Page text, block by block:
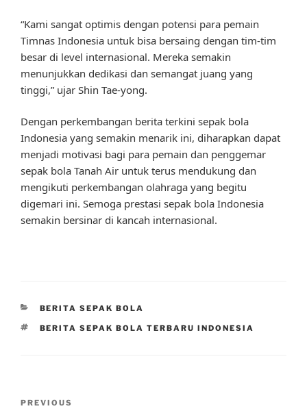
“Kami sangat optimis dengan potensi para pemain
Timnas Indonesia untuk bisa bersaing dengan tim-tim
besar di level internasional. Mereka semakin
menunjukkan dedikasi dan semangat juang yang
tinggi,” ujar Shin Tae-yong.
Dengan perkembangan berita terkini sepak bola
Indonesia yang semakin menarik ini, diharapkan dapat
menjadi motivasi bagi para pemain dan penggemar
sepak bola Tanah Air untuk terus mendukung dan
mengikuti perkembangan olahraga yang begitu
digemari ini. Semoga prestasi sepak bola Indonesia
semakin bersinar di kancah internasional.
CATEGORIES
BERITA SEPAK BOLA
TAGS
BERITA SEPAK BOLA TERBARU INDONESIA
Previous
PREVIOUS